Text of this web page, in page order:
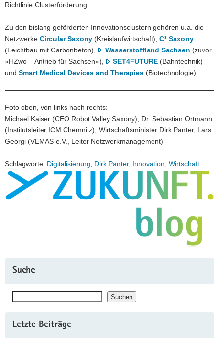
Richtlinie Clusterförderung.
Zu den bislang geförderten Innovationsclustern gehören u.a. die
Netzwerke Circular Saxony (Kreislaufwirtschaft), C³ Saxony
(Leichtbau mit Carbonbeton),
Wasserstoffland Sachsen (zuvor
»HZwo – Antrieb für Sachsen«),
SET4FUTURE (Bahntechnik)
und Smart Medical Devices and Therapies (Biotechnologie).
Foto oben, von links nach rechts:
Michael Kaiser (CEO Robot Valley Saxony), Dr. Sebastian Ortmann
(Institutsleiter ICM Chemnitz), Wirtschaftsminister Dirk Panter, Lars
Georgi (VEMAS e.V., Leiter Netzwerkmanagement)
Schlagworte: Digitalisierung Dirk Panter, Innovation Wirtschaft
Suche
Suchen
Letzte Beiträge